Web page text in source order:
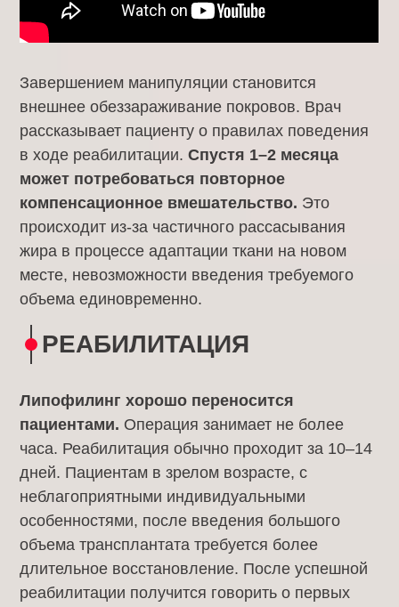
Завершением манипуляции становится
внешнее обеззараживание покровов. Врач
рассказывает пациенту о правилах поведения
в ходе реабилитации. Спустя 1–2 месяца
может потребоваться повторное
компенсационное вмешательство. Это
происходит из-за частичного рассасывания
жира в процессе адаптации ткани на новом
месте, невозможности введения требуемого
объема единовременно.
РЕАБИЛИТАЦИЯ
Липофилинг хорошо переносится
пациентами. Операция занимает не более
часа. Реабилитация обычно проходит за 10–14
дней. Пациентам в зрелом возрасте, с
неблагоприятными индивидуальными
особенностями, после введения большого
объема трансплантата требуется более
длительное восстановление. После успешной
реабилитации получится говорить о первых